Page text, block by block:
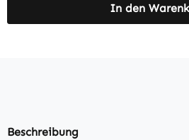
In den
Beschreibung